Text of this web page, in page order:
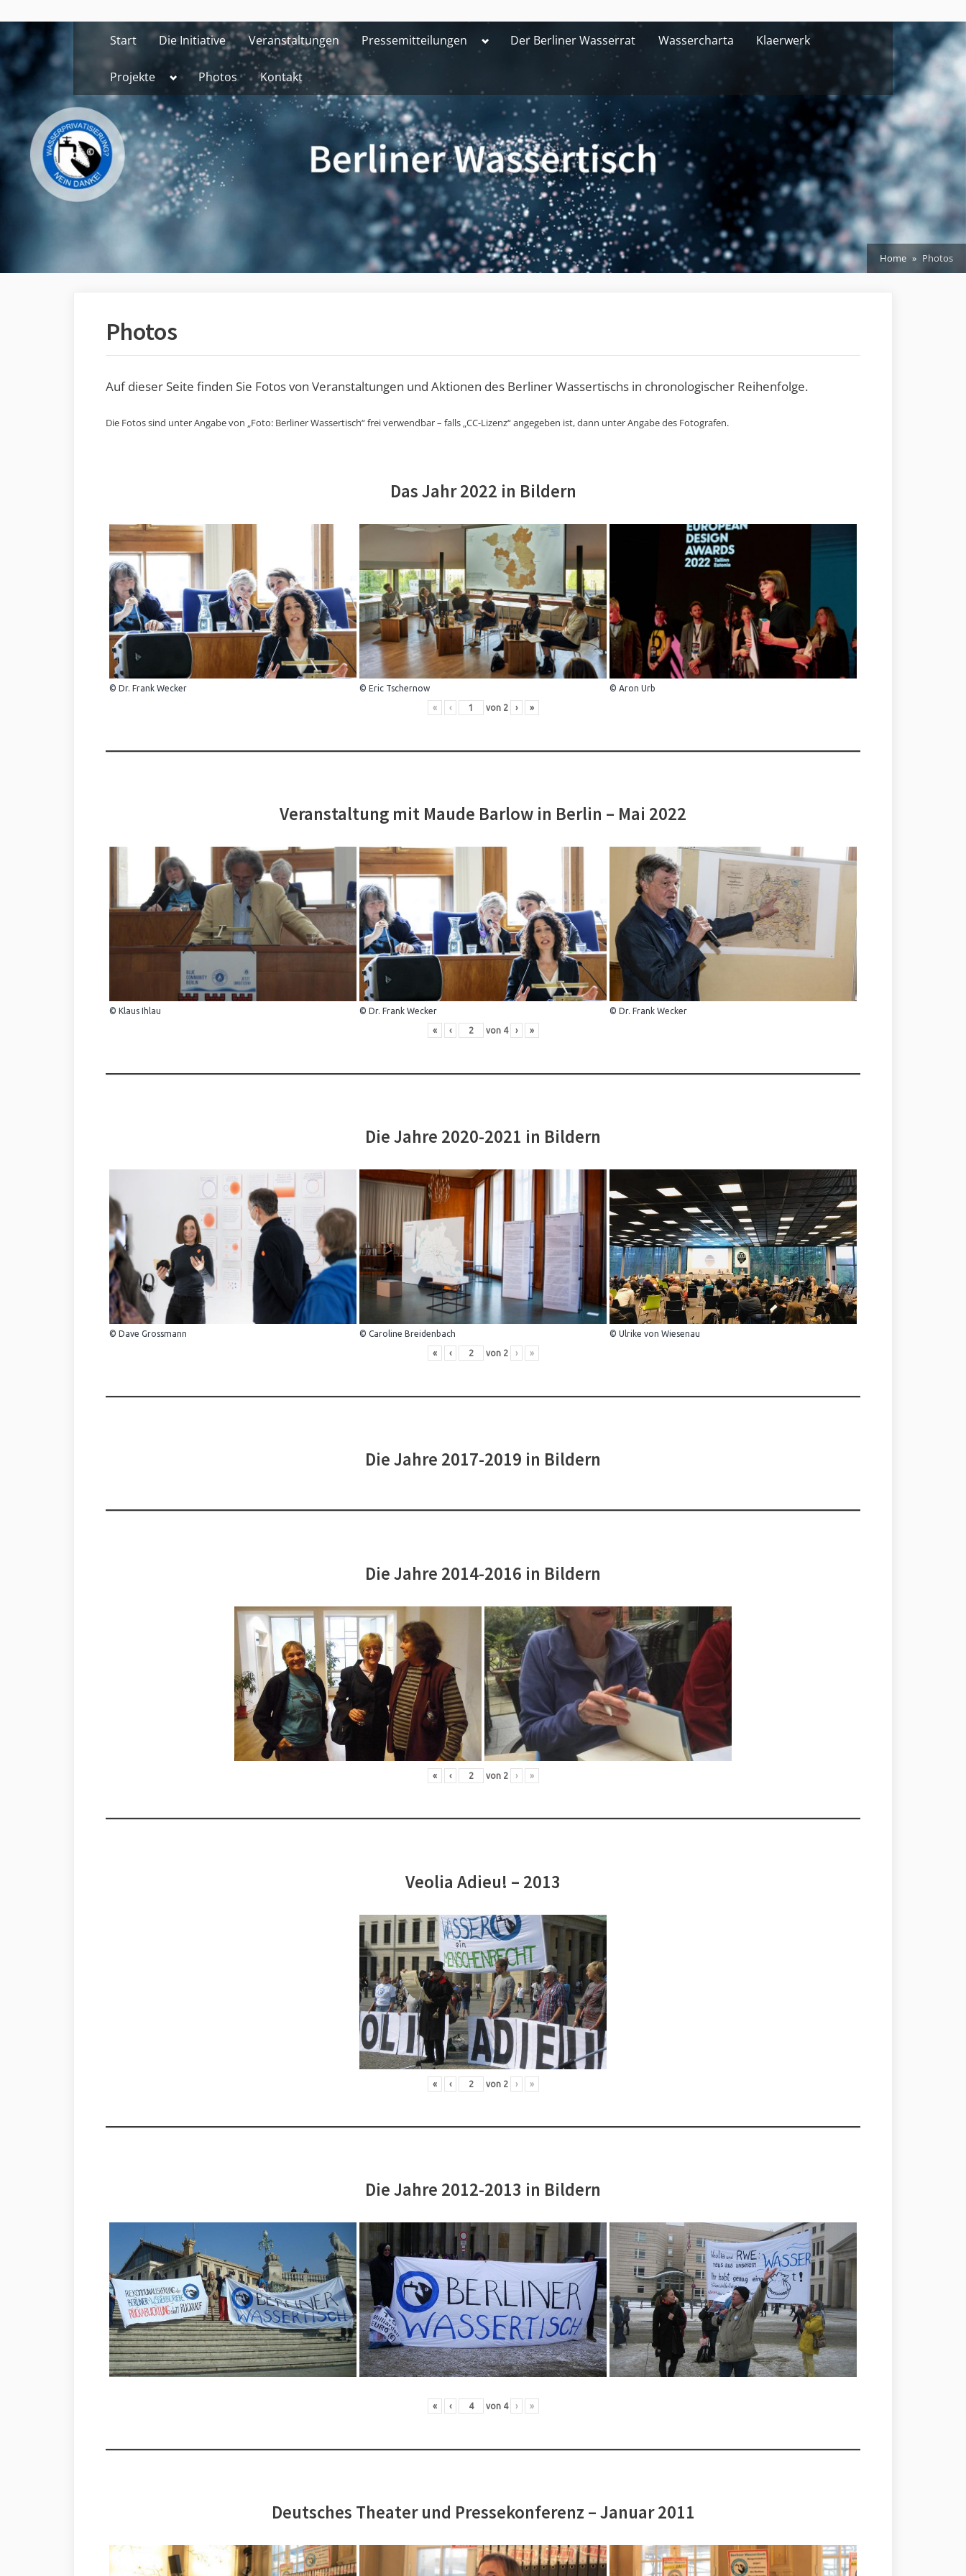
to
content
Start Die Initiative Veranstaltungen Pressemitteilungen ToggleDer Berliner Wasserrat Wassercharta Klaerwerk
Projekte Toggle
menu
Photos Kontakt
Home Photos
Photos
Auf dieser Seite finden Sie Fotos von Veranstaltungen und Aktionen des Berliner Wassertischs in chronologischer Reihenfolge.
Die Fotos sind unter Angabe von „Foto: Berliner Wassertisch“ frei verwendbar – falls „CC-Lizenz“ angegeben ist, dann unter Angabe des Fotografen.
Das Jahr 2022 in Bildern
© Dr. Frank Wecker © Eric Tschernow © Aron Urb
« ‹ von 2 › »
Veranstaltung mit Maude Barlow in Berlin – Mai 2022
© Klaus Ihlau © Dr. Frank Wecker © Dr. Frank Wecker
« ‹ von 4 › »
Die Jahre 2020-2021 in Bildern
© Dave Grossmann © Caroline Breidenbach © Ulrike von Wiesenau
« ‹ von 2 › »
Die Jahre 2017-2019 in Bildern
Die Jahre 2014-2016 in Bildern
« ‹ von 2 › »
Veolia Adieu! – 2013
« ‹ von 2 › »
Die Jahre 2012-2013 in Bildern
« ‹ von 4 › »
Deutsches Theater und Pressekonferenz – Januar 2011